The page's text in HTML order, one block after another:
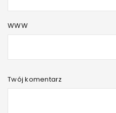
WWW
Twój komentarz